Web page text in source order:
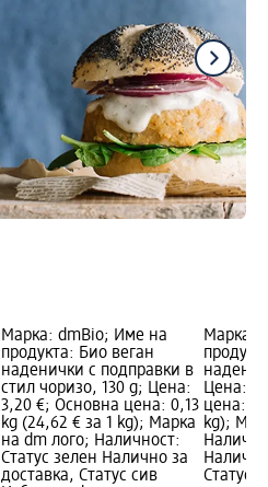
Марка: dmBio; Име на
продукта: Био веган
наденички с подправки в
стил чоризо, 130 g; Цена:
3,20 €; Основна цена: 0,13
kg (24,62 € за 1 kg); Марка
на dm лого; Наличност:
Статус зелен Налично за
доставка, Статус сив
Марка:
Цена:
цена:
kg);
Статус